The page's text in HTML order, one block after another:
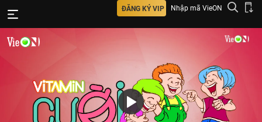
ĐĂNG KÝ VIP Nhập mã VieON